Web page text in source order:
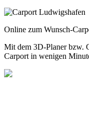
Online zum Wunsch-
Mit dem 3D-Planerbzw.
Carport in wenigen